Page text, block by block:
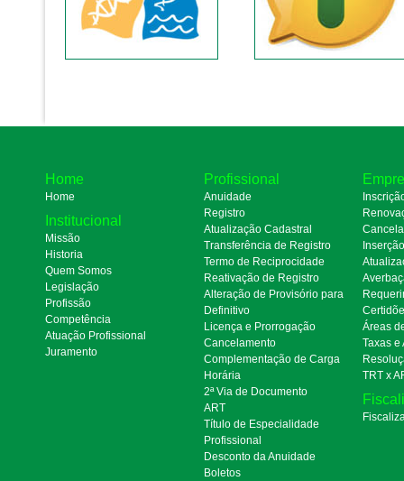
Home
Home
Institucional
Missão
Historia
Quem Somos
Legislação
Profissão
Competência
Atuação Profissional
Juramento
Profissional
Anuidade
Registro
Atualização Cadastral
Transferência de Registro
Termo de Reciprocidade
Reativação de Registro
Alteração de Provisório para
Definitivo
Licença e Prorrogação
Cancelamento
Complementação de Carga
Horária
2ª Via de Documento
ART
Título de Especialidade
Profissional
Desconto da Anuidade
Boletos
Áreas
Taxas e
TRT x